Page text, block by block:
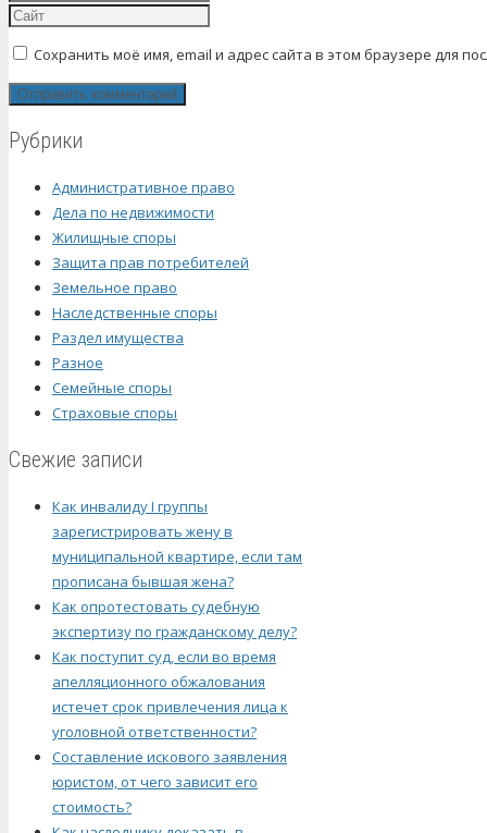
Сохранить моё имя, email и адрес сайта в этом браузере для
Рубрики
Административное право
Дела по недвижимости
Жилищные споры
Защита прав потребителей
Земельное право
Наследственные споры
Раздел имущества
Разное
Семейные споры
Страховые споры
Свежие записи
Как инвалиду I группы
зарегистрировать жену в
муниципальной квартире, если там
прописана бывшая жена?
Как опротестовать судебную
экспертизу по гражданскому делу?
Как поступит суд, если во время
апелляционного обжалования
истечет срок привлечения лица к
уголовной ответственности?
Составление искового заявления
юристом, от чего зависит его
стоимость?